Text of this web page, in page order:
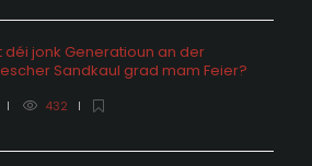
déi jonk Generatioun an der
Sandkaul grad mam Feier?
432